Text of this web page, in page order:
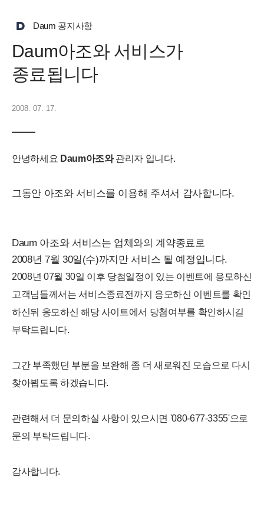
Daum 공지사항
Daum아조와 서비스가
종료됩니다
2008. 07. 17.
안녕하세요 Daum아조와관리자 입니다.
그동안 아조와 서비스를 이용해 주셔서 감사합니다.
Daum 아조와 서비스는 업체와의 계약종료로
2008년 7월 30일(수)까지만 서비스 될 예정입니다.
2008년 07월 30일 이후 당첨일정이 있는 이벤트에 응모하신
고객님들께서는 서비스종료전까지 응모하신 이벤트를 확인
하신뒤 응모하신 해당 사이트에서 당첨여부를 확인하시길
부탁드립니다.
그간 부족했던 부분을 보완해 좀 더 새로워진 모습으로 다시
찾아뵙도록 하겠습니다.
관련해서 더 문의하실 사항이 있으시면 '080-677-3355'으로
문의 부탁드립니다.
감사합니다.